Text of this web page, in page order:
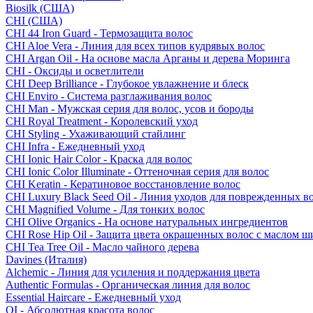
Biosilk (США)
CHI (США)
CHI 44 Iron Guard - Термозащита волос
CHI Aloe Vera - Линия для всех типов кудрявых волос
CHI Argan Oil - На основе масла Арганы и дерева Моринга
CHI - Оксиды и осветлители
CHI Deep Brilliance - Глубокое увлажнение и блеск
CHI Enviro - Система разглаживания волос
CHI Man - Мужская серия для волос, усов и бороды
CHI Royal Treatment - Королевский уход
CHI Styling - Ухаживающий стайлинг
CHI Infra - Ежедневный уход
CHI Ionic Hair Color - Краска для волос
CHI Ionic Color Illuminate - Оттеночная серия для волос
CHI Keratin - Кератиновое восстановление волос
CHI Luxury Black Seed Oil - Линия уходов для поврежденных
CHI Magnified Volume - Для тонких волос
CHI Olive Organics - На основе натуральных ингредиентов
CHI Rose Hip Oil - Защита цвета окрашенных волос с маслом
CHI Tea Tree Oil - Масло чайного дерева
Davines (Италия)
Alchemic - Линия для усиления и поддержания цвета
Authentic Formulas - Органическая линия для волос
Essential Haircare - Eжедневный уход
OI - Абсолютная красота волос